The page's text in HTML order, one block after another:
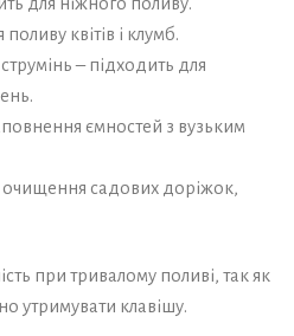
квітів і клумб.
– підходить для
ємностей з вузьким
очищення садових доріжок,
при тривалому поливі, так як
утримувати клавішу.